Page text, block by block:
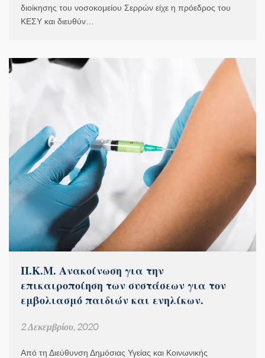
διοίκησης του νοσοκομείου Σερρών είχε η πρόεδρος του
ΚΕΣΥ και διευθύν…
Π.Κ.Μ. Ανακοίνωση για την
επικαιροποίηση των συστάσεων για τον
εμβολιασμό παιδιών και ενηλίκων.
2 Δεκεμβρίου, 2020
Από τη Διεύθυνση Δημόσιας Υγείας και Κοινωνικής